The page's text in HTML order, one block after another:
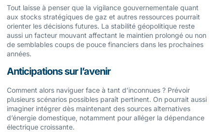
Tout laisse à penser que la vigilance gouvernementale quant
aux stocks stratégiques de gaz et autres ressources pourrait
orienter les décisions futures. La stabilité géopolitique reste
aussi un facteur mouvant affectant le maintien prolongé ou non
de semblables coups de pouce financiers dans les prochaines
années.
Anticipations sur l’avenir
Comment alors naviguer face à tant d’inconnues ? Prévoir
plusieurs scénarios possibles paraît pertinent. On pourrait aussi
imaginer intégrer dès maintenant des sources alternatives
d’énergie domestique, notamment pour alléger la dépendance
électrique croissante.